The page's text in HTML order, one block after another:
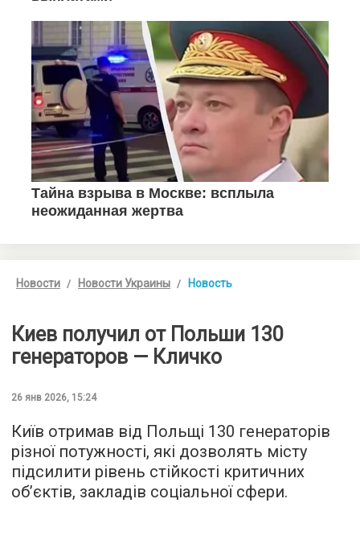
Новости Новости Украины Новость
Киев получил от Польши 130
генераторов — Кличко
26 янв 2026, 15:24
Київ отримав від Польщі 130 генераторів
різної потужності, які дозволять місту
підсилити рівень стійкості критичних
обʼєктів, закладів соціальної сфери.